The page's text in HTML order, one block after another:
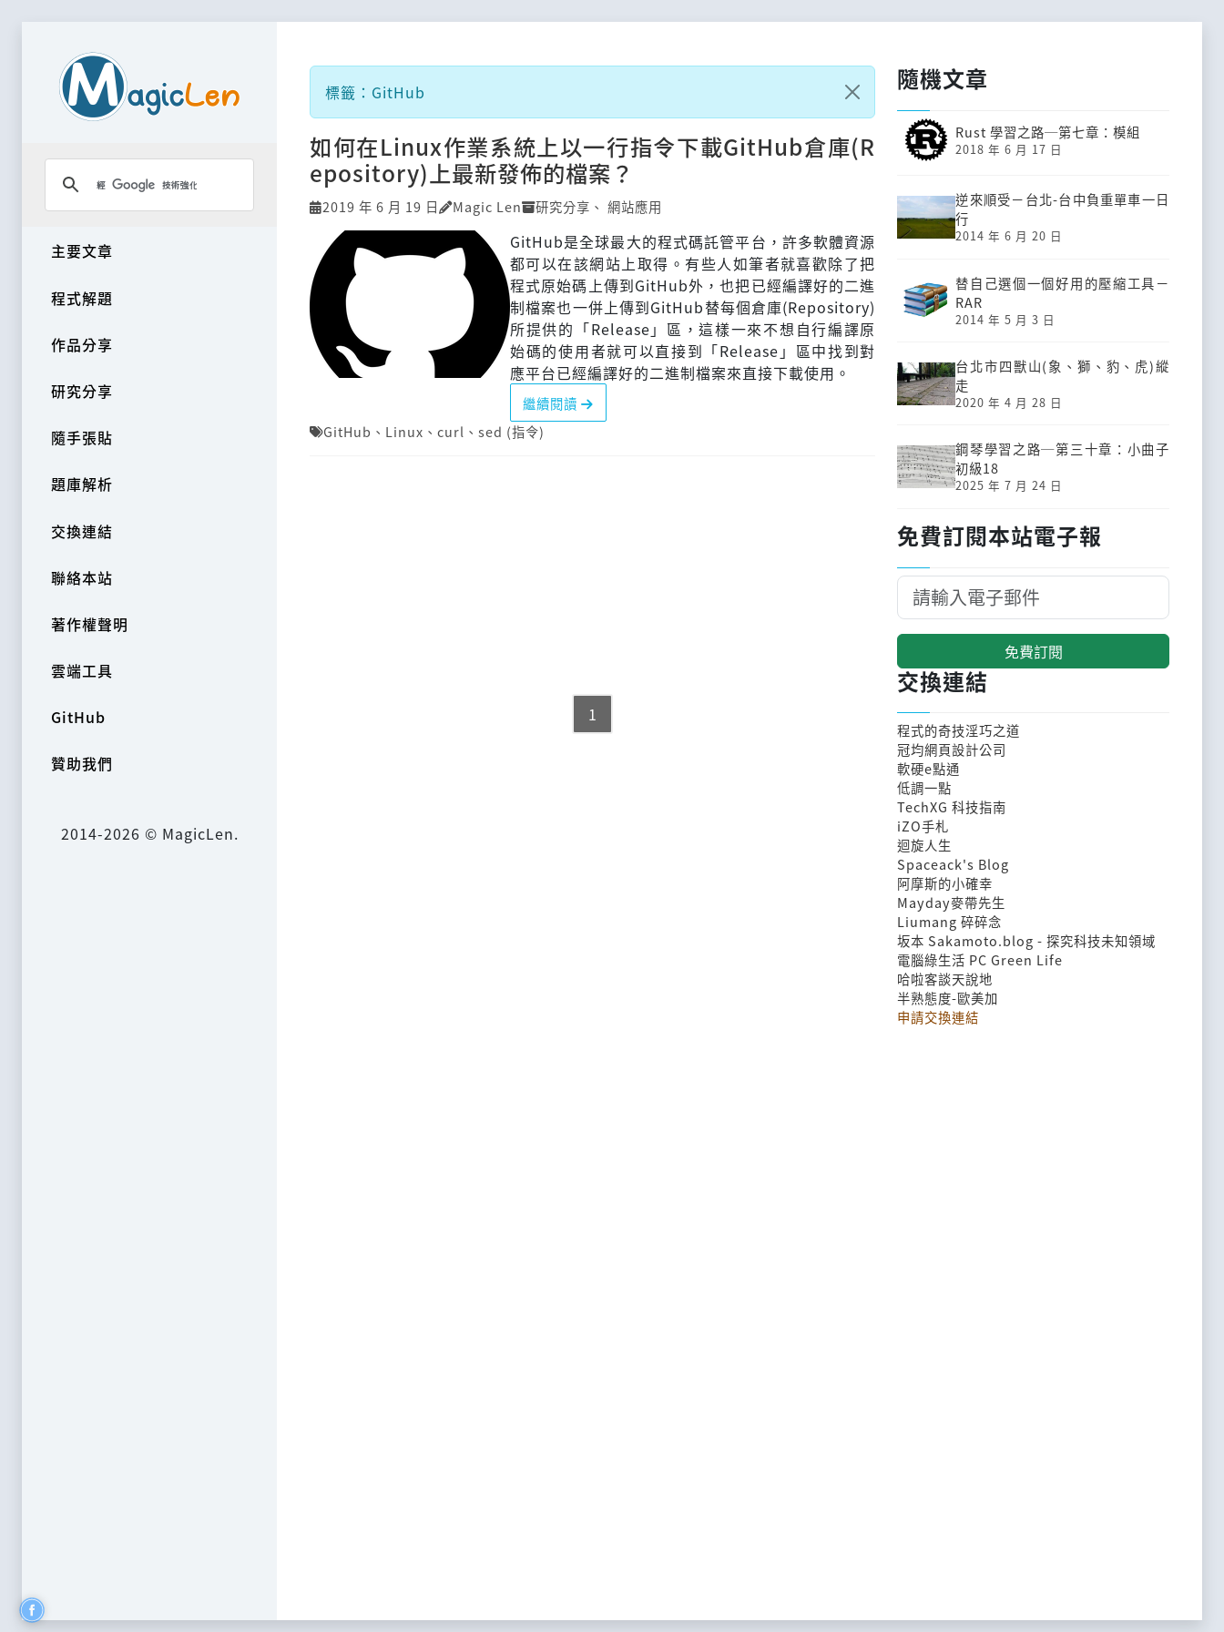
主要文章
程式解題
作品分享
研究分享
隨手張貼
題庫解析
交換連結
聯絡本站
著作權聲明
雲端工具
GitHub
贊助我們
2014-2026 © MagicLen.
標籤：GitHub
如何在Linux作業系統上以一行指令下載GitHub倉庫(R
epository)上最新發佈的檔案？
2019 年 6 月 19 日 Magic Len 研究分享 、 網站應用
GitHub是全球最大的程式碼託管平台，許多軟體資源
都可以在該網站上取得。有些人如筆者就喜歡除了把
程式原始碼上傳到GitHub外，也把已經編譯好的二進
制檔案也一併上傳到GitHub替每個倉庫(Repository)
所提供的「Release」區，這樣一來不想自行編譯原
始碼的使用者就可以直接到「Release」區中找到對
應平台已經編譯好的二進制檔案來直接下載使用。
繼續閱讀
GitHub 、 Linux 、 curl 、 sed (指令)
1
隨機文章
Rust 學習之路─第七章：模組
2018 年 6 月 17 日
逆來順受－台北-台中負重單車一日
行
2014 年 6 月 20 日
替自己選個一個好用的壓縮工具－
RAR
2014 年 5 月 3 日
台北市四獸山(象、獅、豹、虎)縱
走
2020 年 4 月 28 日
鋼琴學習之路─第三十章：小曲子
初級18
2025 年 7 月 24 日
免費訂閱本站電子報
免費訂閱
交換連結
程式的奇技淫巧之道
冠均網頁設計公司
軟硬e點通
低調一點
TechXG 科技指南
iZO手札
迴旋人生
Spaceack's Blog
阿摩斯的小確幸
Mayday麥帶先生
Liumang 碎碎念
坂本 Sakamoto.blog - 探究科技未知領域
電腦綠生活 PC Green Life
哈啦客談天說地
半熟態度-歐美加
申請交換連結